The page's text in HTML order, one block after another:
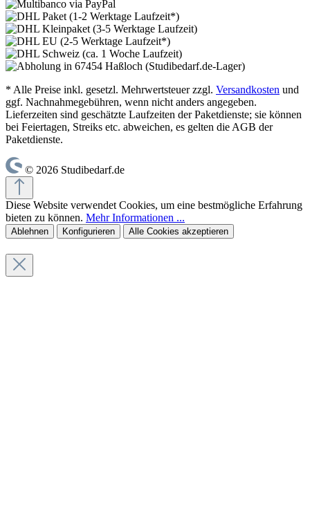
* Alle Preise inkl. gesetzl. Mehrwertsteuer zzgl. Versandkosten und
ggf. Nachnahmegebühren, wenn nicht anders angegeben.
Lieferzeiten sind geschätzte Laufzeiten der Paketdienste; sie können
bei Feiertagen, Streiks etc. abweichen, es gelten die AGB der
Paketdienste.
© 2026 Studibedarf.de
Diese Website verwendet Cookies, um eine bestmögliche Erfahrung
bieten zu können. Mehr Informationen ...
Ablehnen Konfigurieren Alle Cookies akzeptieren